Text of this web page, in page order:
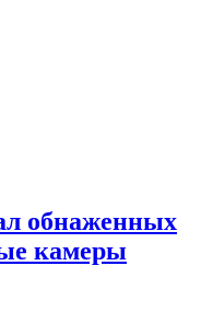
обнаженных
камеры